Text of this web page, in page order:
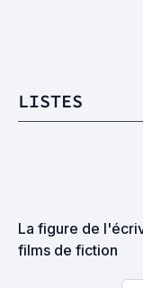
LISTES
La figure de
films de fiction